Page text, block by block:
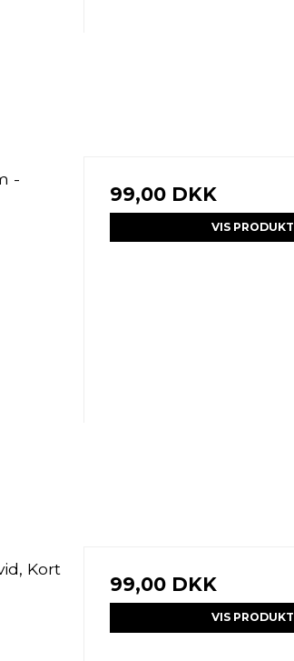
-
99,00 DKK
VIS PRODUKT
Kort
99,00 DKK
VIS PRODUKT